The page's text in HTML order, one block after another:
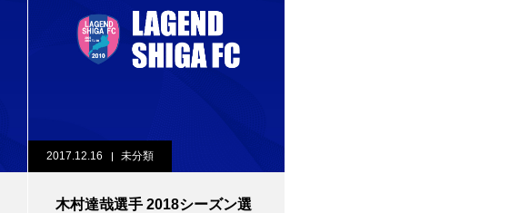
2017.12.16 未分類
木村達哉選手 2018シーズン選